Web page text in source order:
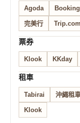
Agoda Booking
完美行 Trip.com
票券
Klook KKday
租車
Tabirai 沖繩租
Klook